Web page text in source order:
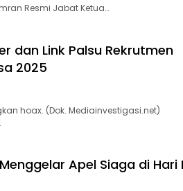
Resmi Jabat Ketua…
dan Link Palsu Rekrutmen
2025
hoax. (Dok. Mediainvestigasi.net)
Apel Siaga di Hari